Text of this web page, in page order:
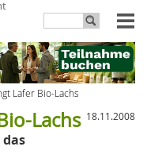
Lafer Bio-Lachs
18.11.2008
Lachs